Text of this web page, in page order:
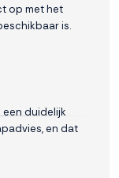
op met het
is.
duidelijk
en dat